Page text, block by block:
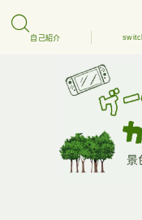
自己紹介